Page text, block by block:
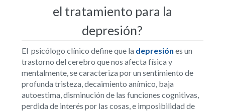
el tratamiento para la
depresión?
El psicólogo clínico define que la depresión es un
trastorno del cerebro que nos afecta física y
mentalmente, se caracteriza por un sentimiento de
profunda tristeza, decaimiento anímico, baja
autoestima, disminución de las funciones cognitivas,
perdida de interés por las cosas, e imposibilidad de